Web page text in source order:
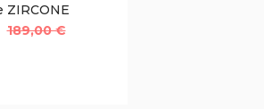
ZIRCONE
189,00 €